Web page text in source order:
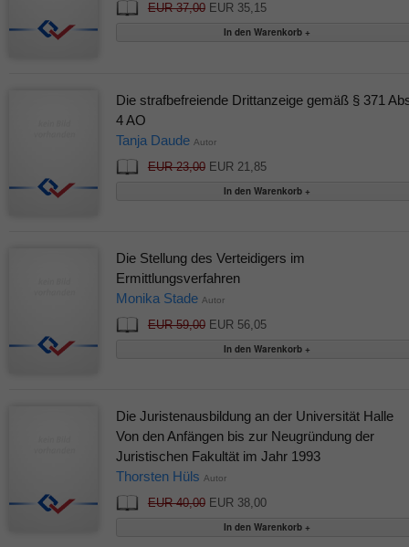
EUR 37,00EUR 35,15
Die strafbefreiende Drittanzeige gemäß § 371
4 AO
Tanja Daude Autor
EUR 23,00EUR 21,85
Die Stellung des Verteidigers im
Ermittlungsverfahren
Monika Stade Autor
EUR 59,00EUR 56,05
Die Juristenausbildung an der Universität Halle
Von den Anfängen bis zur Neugründung der
Juristischen Fakultät im Jahr 1993
Thorsten Hüls Autor
EUR 40,00EUR 38,00